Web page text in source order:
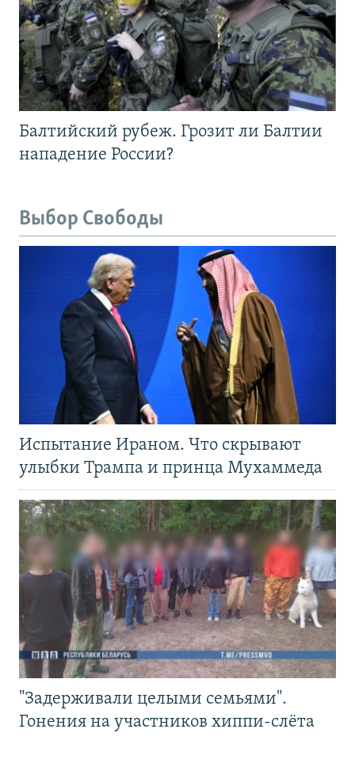
Балтийский рубеж. Грозит ли Балтии
нападение России?
Выбор Свободы
Испытание Ираном. Что скрывают
улыбки Трампа и принца Мухаммеда
"Задерживали целыми семьями".
Гонения на участников хиппи-слёта